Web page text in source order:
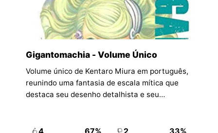
Gigantomachia - Volume Único
Volume único de Kentaro Miura em português,
reunindo uma fantasia de escala mítica que
destaca seu desenho detalhista e seu
4 67% 2 33%